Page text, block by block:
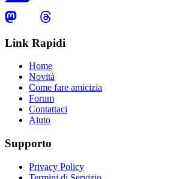
Link Rapidi
Home
Novità
Come fare amicizia
Forum
Contattaci
Aiuto
Supporto
Privacy Policy